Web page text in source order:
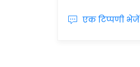
एक टिप्पणी भेजें